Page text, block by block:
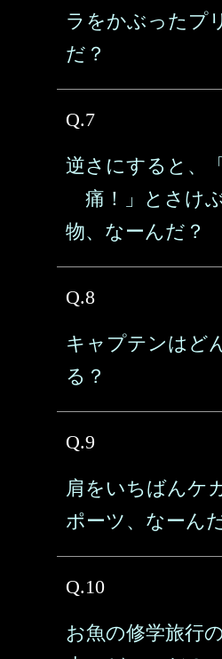
ラをかぶったプ
だ？
Q.7
逆さにすると、
痛！」とさけ
物、なーんだ？
Q.8
キャプテンはど
る？
Q.9
肩をいちばんケ
ポーツ、なーん
Q.10
お魚の修学旅行